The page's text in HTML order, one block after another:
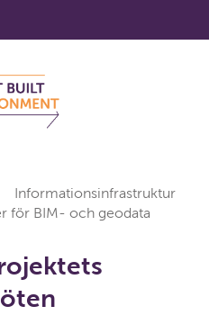
Informationsinfrastruktur
för BIM- och geodata